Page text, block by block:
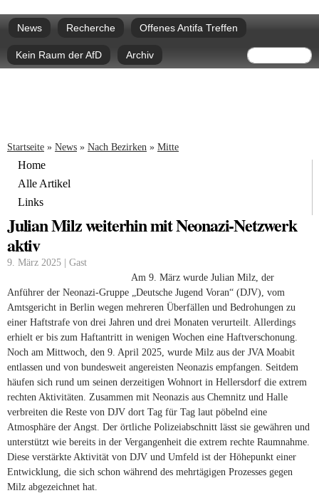
zum
Hauptmenü
News Recherche Offenes Antifa Treffen
Kein Raum der AfD Archiv Suche
Sie sind hier
Startseite » News » Nach Bezirken » Mitte
Home
Alle Artikel
Links
Julian Milz weiterhin mit Neonazi-Netzwerk
aktiv
9. März 2025 | Gast
Am 9. März wurde Julian Milz, der
Anführer der Neonazi-Gruppe „Deutsche Jugend Voran“ (DJV), vom
Amtsgericht in Berlin wegen mehreren Überfällen und Bedrohungen zu
einer Haftstrafe von drei Jahren und drei Monaten verurteilt. Allerdings
erhielt er bis zum Haftantritt in wenigen Wochen eine Haftverschonung.
Noch am Mittwoch, den 9. April 2025, wurde Milz aus der JVA Moabit
entlassen und von bundesweit angereisten Neonazis empfangen. Seitdem
häufen sich rund um seinen derzeitigen Wohnort in Hellersdorf die extrem
rechten Aktivitäten. Zusammen mit Neonazis aus Chemnitz und Halle
verbreiten die Reste von DJV dort Tag für Tag laut pöbelnd eine
Atmosphäre der Angst. Der örtliche Polizeiabschnitt lässt sie gewähren und
unterstützt wie bereits in der Vergangenheit die extrem rechte Raumnahme.
Diese verstärkte Aktivität von DJV und Umfeld ist der Höhepunkt einer
Entwicklung, die sich schon während des mehrtägigen Prozesses gegen
Milz abgezeichnet hat.